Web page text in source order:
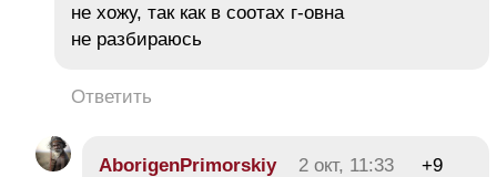
не хожу, так как в соотах г-овна
не разбираюсь
Ответить
AborigenPrimorskiy 2 окт, 11:33 +9